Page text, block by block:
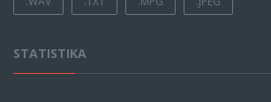
STATISTIKA